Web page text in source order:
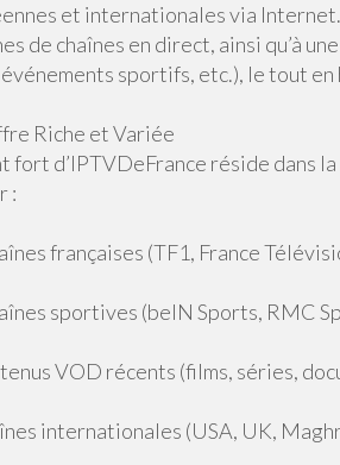
et internationales via
de chaînes en direct, ainsi qu’à
sportifs, etc.), le tout
Riche et Variée
fort d’IPTVDeFrance réside dans
:
françaises (TF1, France
sportives (beIN Sports, RMC
VOD récents (films, séries,
internationales (USA, UK,